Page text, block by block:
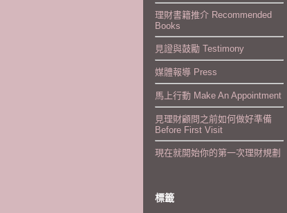
理財書籍推介 Recommended
Books
見證與鼓勵 Testimony
媒體報導 Press
馬上行動 Make An Appointment
見理財顧問之前如何做好準備
Before First Visit
現在就開始你的第一次理財規劃
標籤